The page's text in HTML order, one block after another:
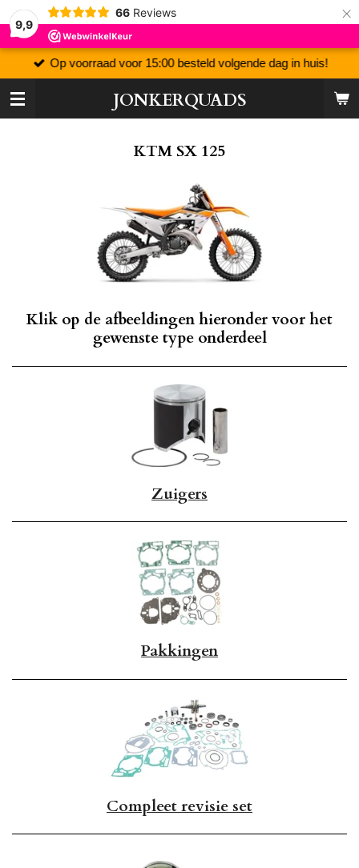
9,9
66 Reviews ×
JONKERQUADS
Op voorraad voor 15:00 besteld volgende dag in huis!
KTM SX 125
Klik op de afbeeldingen hieronder voor het
gewenste type onderdeel
Zuigers
Pakkingen
Compleet revisie set